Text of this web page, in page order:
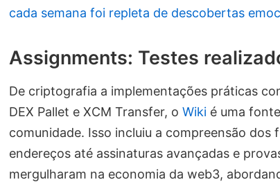
cada semana foi repleta de descobertas
Assignments: Testes
De criptografia a implementações práticas
DEX Pallet e XCM Transfer, o Wiki é uma
comunidade. Isso incluiu a compreensão
endereços até assinaturas avançadas e
mergulharam na economia da web3,